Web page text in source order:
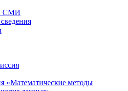
СМИ
«Математические методы